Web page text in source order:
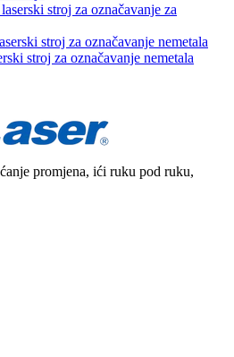
stroj za označavanje za
stroj za označavanje nemetala
promjena, ići ruku pod ruku,